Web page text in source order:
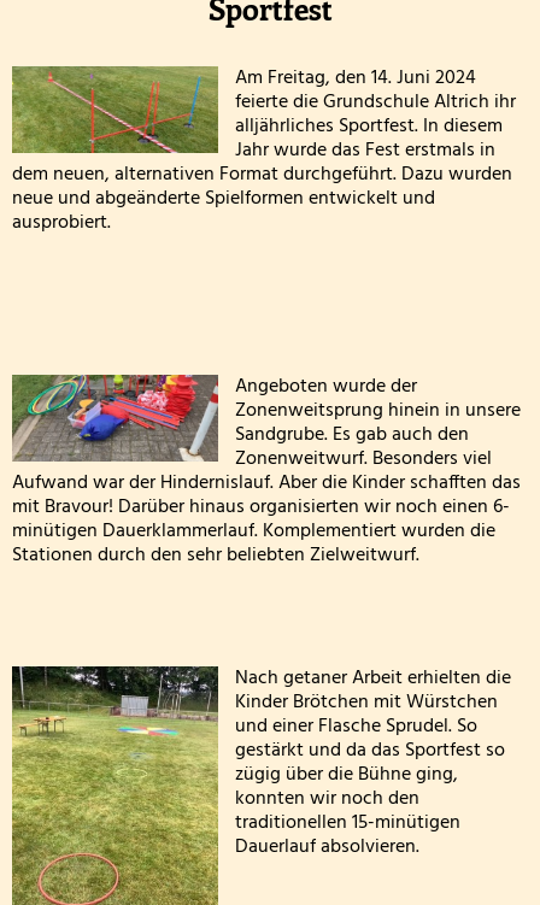
Wandertag am sechsten Oktober
Erntedankgottesdienst der Klassenstufe 3
Leslie die Leseratte zu Besuch!
Klasse 2000 - die erste Stunde in der
Adventsfensteraktion 3. Schuljahr-2
Handballaktionstag 2026
Fußballturnier Vorrunde zur Kreismeisterschaft
Klasse 2000! bei den Wölflingen
Klasse 2000 - die erste Stunde! in der Bärenklasse
Wandertag am 24.03.2026
Die 4. Klasse war in der Wildbadmühle
Personal
Kooperationen
Geschichte und Informationen zum
Alternatives
Sportfest
der
Grundschule
2024
Sportfest
Am Freitag, den 14. Juni 2024
feierte die Grundschule Altrich ihr
alljährliches Sportfest. In diesem
Jahr wurde das Fest erstmals in
dem neuen, alternativen Format durchgeführt. Dazu wurden
neue und abgeänderte Spielformen entwickelt und
ausprobiert.
Angeboten wurde der
Zonenweitsprung hinein in unsere
Sandgrube. Es gab auch den
Zonenweitwurf. Besonders viel
Aufwand war der Hindernislauf. Aber die Kinder schafften das
mit Bravour! Darüber hinaus organisierten wir noch einen 6-
minütigen Dauerklammerlauf. Komplementiert wurden die
Stationen durch den sehr beliebten Zielweitwurf.
Nach getaner Arbeit erhielten die
Kinder Brötchen mit Würstchen
und einer Flasche Sprudel. So
gestärkt und da das Sportfest so
zügig über die Bühne ging,
konnten wir noch den
traditionellen 15-minütigen
Dauerlauf absolvieren.